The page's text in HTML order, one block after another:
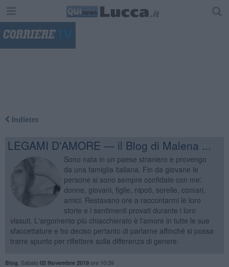
Indietro
LEGAMI D'AMORE — il Blog di Malena ...
Sono nata in un paese straniero e provengo
da una famiglia italiana. Fin da giovane le
persone si sono sempre confidate con me:
donne, giovani, figlie, nipoti, sorelle, comari,
amici. Restavano ore a raccontarmi le loro
storie e i sentimenti provati durante i loro
vissuti. L'argomento più chiacchierato è l'amore in tutte le sue
sfaccettature e ho deciso pertanto di parlarne affinché si possa
trarre spunto per riflettere sulla differenza di genere.
Blog Sabato 02 Novembre 2019ore 10:39